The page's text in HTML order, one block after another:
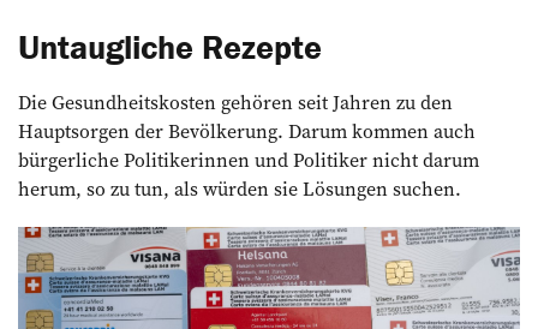
Untaugliche Rezepte
Die Gesundheitskosten gehören seit Jahren zu den
Hauptsorgen der Bevölkerung. Darum kommen auch
bürgerliche Politikerinnen und Politiker nicht darum
herum, so zu tun, als würden sie Lösungen suchen.